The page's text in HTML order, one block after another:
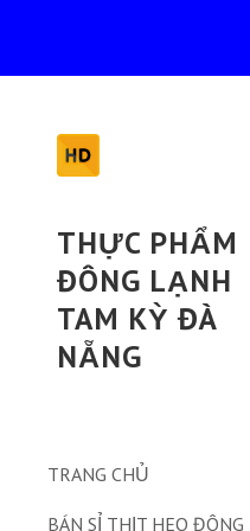
THỰC PHẨM
ĐÔNG LẠNH
TAM KỲ ĐÀ
NẴNG
TRANG CHỦ
BÁN SỈ THỊT HEO ĐÔNG